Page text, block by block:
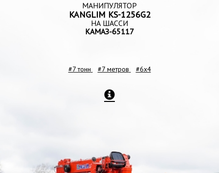
МАНИПУЛЯТОР
KANGLIM KS-1256G2
НА ШАССИ
КАМАЗ-65117
#7 тонн #7 метров #6x4